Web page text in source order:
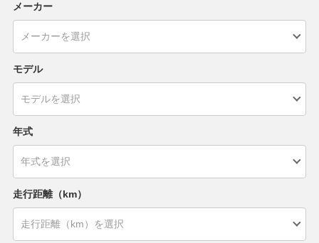
メーカー
モデル
年式
走行距離（km）